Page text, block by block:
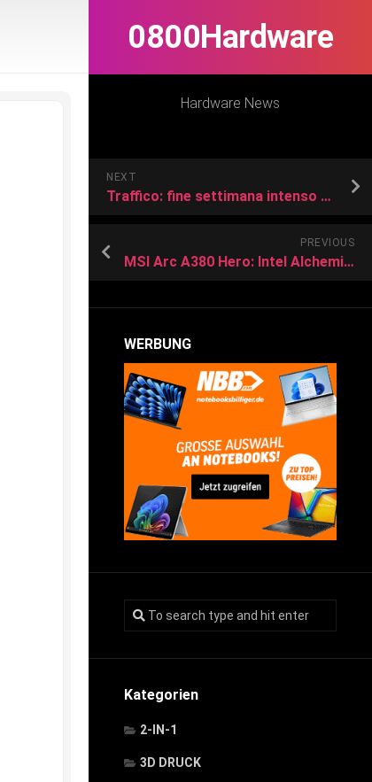
0800Hardware
Hardware News
NEXT
Traffico: fine settimana intenso su tutte le direttrici
PREVIOUS
MSI Arc A380 Hero: Intel Alchemist auf nur 172 × 75 × 38 mm im Low-Profile
WERBUNG
Kategorien
2-IN-1
3D DRUCK